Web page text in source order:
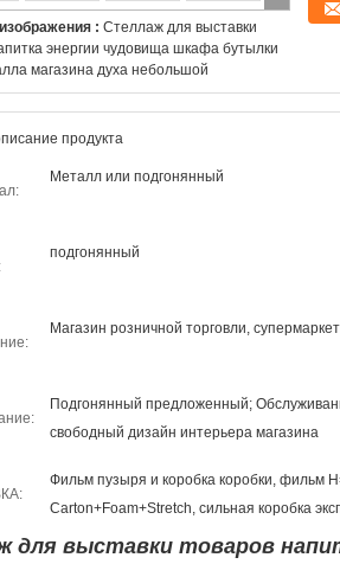
: Стеллаж для выставки
энергии чудовища шкафа бутылки
магазина духа небольшой
продукта
Металл или подгонянный
подгонянный
Магазин розничной торговли,
Подгонянный предложенный;
свободный дизайн интерьера магазина
Фильм пузыря и коробка коробки, фильм
Carton+Foam+Stretch, сильная коробка
для выставки товаров